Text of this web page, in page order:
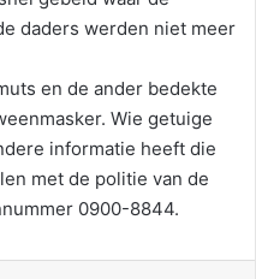
daders werden niet meer
en de ander bedekte
Wie getuige
informatie heeft die
met de politie van de
0900-8844.